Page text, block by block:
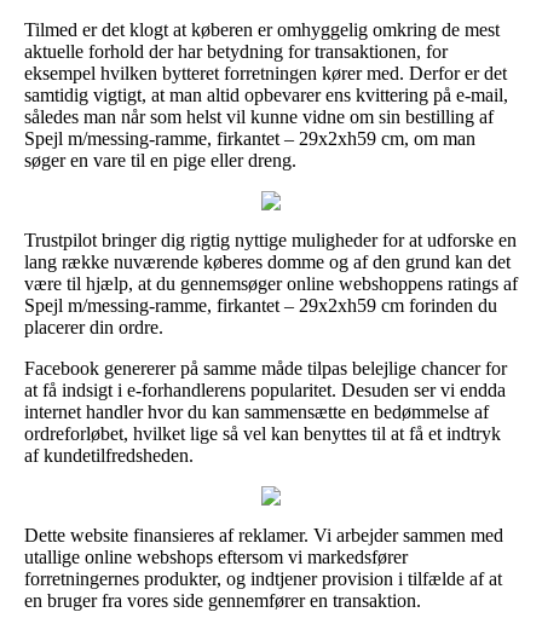
Tilmed er det klogt at køberen er omhyggelig omkring de mest
aktuelle forhold der har betydning for transaktionen, for
eksempel hvilken bytteret forretningen kører med. Derfor er det
samtidig vigtigt, at man altid opbevarer ens kvittering på e-mail,
således man når som helst vil kunne vidne om sin bestilling af
Spejl m/messing-ramme, firkantet – 29x2xh59 cm, om man
søger en vare til en pige eller dreng.
Trustpilot bringer dig rigtig nyttige muligheder for at udforske en
lang række nuværende køberes domme og af den grund kan det
være til hjælp, at du gennemsøger online webshoppens ratings af
Spejl m/messing-ramme, firkantet – 29x2xh59 cm forinden du
placerer din ordre.
Facebook genererer på samme måde tilpas belejlige chancer for
at få indsigt i e-forhandlerens popularitet. Desuden ser vi endda
internet handler hvor du kan sammensætte en bedømmelse af
ordreforløbet, hvilket lige så vel kan benyttes til at få et indtryk
af kundetilfredsheden.
Dette website finansieres af reklamer. Vi arbejder sammen med
utallige online webshops eftersom vi markedsfører
forretningernes produkter, og indtjener provision i tilfælde af at
en bruger fra vores side gennemfører en transaktion.